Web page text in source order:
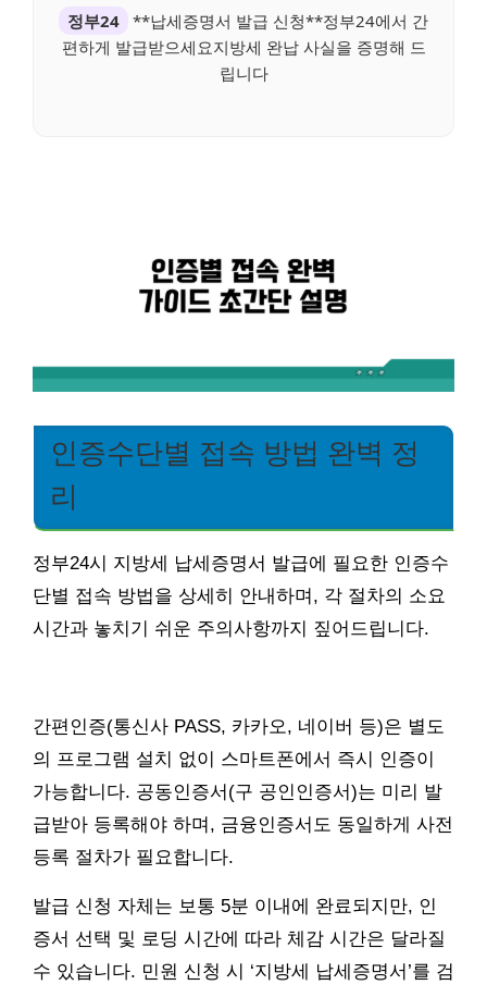
정부24 **납세증명서 발급 신청**정부24에서 간
편하게 발급받으세요지방세 완납 사실을 증명해 드
립니다
인증수단별 접속 방법 완벽 정
리
정부24시 지방세 납세증명서 발급에 필요한 인증수
단별 접속 방법을 상세히 안내하며, 각 절차의 소요
시간과 놓치기 쉬운 주의사항까지 짚어드립니다.
간편인증(통신사 PASS, 카카오, 네이버 등)은 별도
의 프로그램 설치 없이 스마트폰에서 즉시 인증이
가능합니다. 공동인증서(구 공인인증서)는 미리 발
급받아 등록해야 하며, 금융인증서도 동일하게 사전
등록 절차가 필요합니다.
발급 신청 자체는 보통 5분 이내에 완료되지만, 인
증서 선택 및 로딩 시간에 따라 체감 시간은 달라질
수 있습니다. 민원 신청 시 ‘지방세 납세증명서’를 검